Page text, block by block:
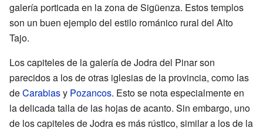
galería porticada en la zona de Sigüenza. Estos templos
son un buen ejemplo del estilo románico rural del Alto
Tajo.
Los capiteles de la galería de Jodra del Pinar son
parecidos a los de otras iglesias de la provincia, como las
deCarabiasy Pozancos. Esto se nota especialmente en
la delicada talla de las hojas de acanto. Sin embargo, uno
de los capiteles de Jodra es más rústico, similar a los de la